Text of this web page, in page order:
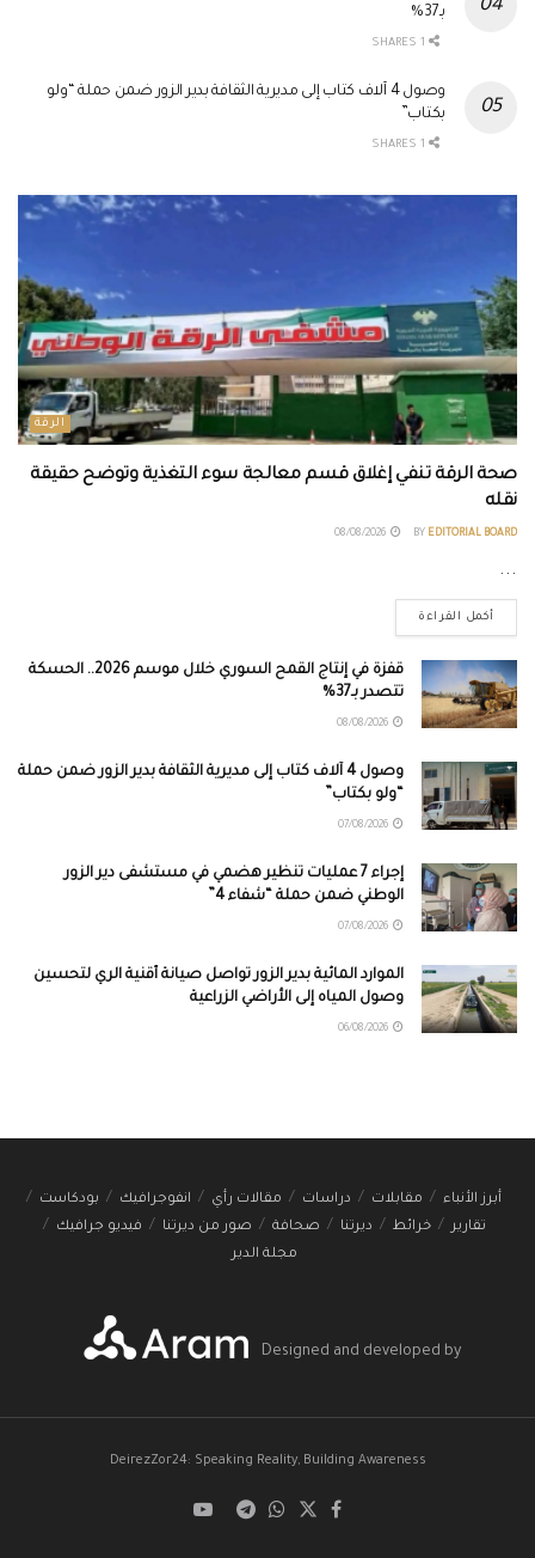
بـ37%
وصول 4 آلاف كتاب إلى مديرية الثقافة بدير الزور ضمن حملة “ولو
بكتاب”
الرقة
صحة الرقة تنفي إغلاق قسم معالجة سوء التغذية وتوضح حقيقة
نقله
BY EDITORIAL BOARD
...
أكمل القراءة
قفزة في إنتاج القمح السوري خلال موسم 2026.. الحسكة
تتصدر بـ37%
وصول 4 آلاف كتاب إلى مديرية الثقافة بدير الزور ضمن حملة
“ولو بكتاب”
إجراء 7 عمليات تنظير هضمي في مستشفى دير الزور
الوطني ضمن حملة “شفاء 4”
الموارد المائية بدير الزور تواصل صيانة أقنية الري لتحسين
وصول المياه إلى الأراضي الزراعية
أبرز الأنباء مقابلات دراسات مقالات رأي انفوجرافيك
بودكاست
تقارير
خرائط ديرتنا صحافة صور من ديرتنا
فيديو جرافيك
مجلة الدير
Designed and developed by
DeirezZor24: Speaking Reality, Building Awareness